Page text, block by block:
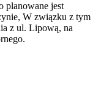
planowane jest
W związku z tym
z ul. Lipową, na